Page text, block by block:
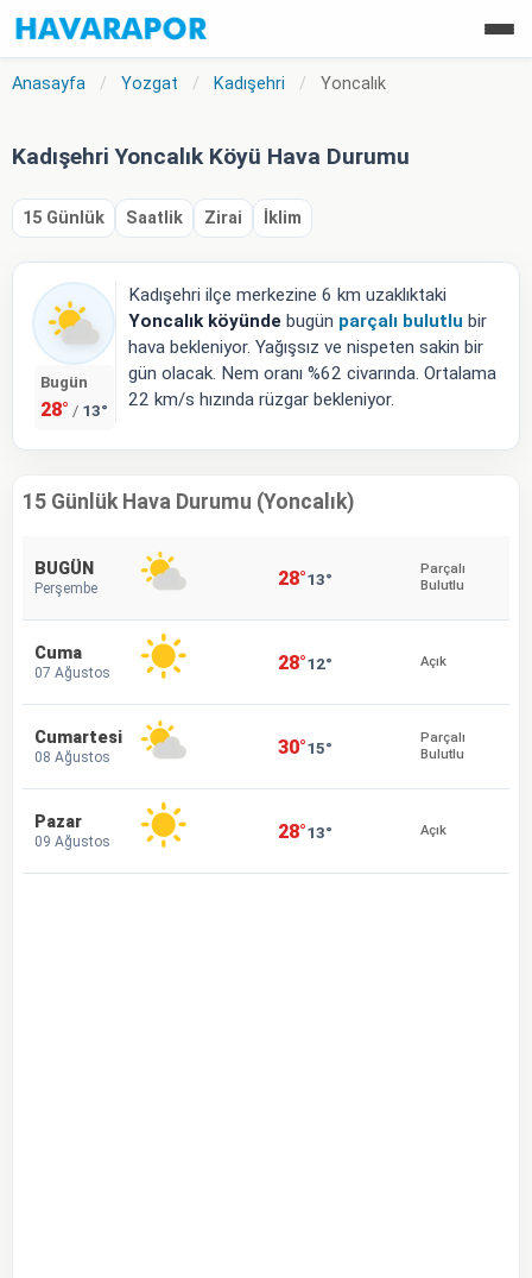
Anasayfa / Yozgat / Kadışehri / Yoncalık
Kadışehri Yoncalık Köyü Hava Durumu
15 Günlük Saatlik Zirai İklim
Bugün
28° / 13°
Kadışehri ilçe merkezine 6 km uzaklıktaki
Yoncalık köyünde bugün parçalı bulutlu bir
hava bekleniyor. Yağışsız ve nispeten sakin bir
gün olacak. Nem oranı %62 civarında. Ortalama
22 km/s hızında rüzgar bekleniyor.
15 Günlük Hava Durumu (Yoncalık)
BUGÜN
Perşembe 28°13°
Parçalı
Bulutlu
Cuma
07 Ağustos 28°12° Açık
Cumartesi
08 Ağustos 30°15°
Parçalı
Bulutlu
Pazar
09 Ağustos 28°13° Açık